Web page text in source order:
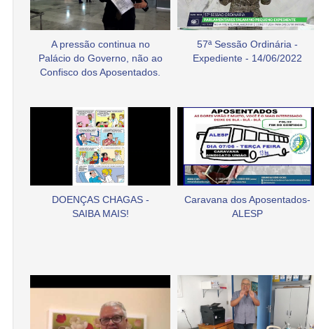
A pressão continua no
Palácio do Governo, não ao
Confisco dos Aposentados.
57ª Sessão Ordinária -
Expediente - 14/06/2022
DOENÇAS CHAGAS -
SAIBA MAIS!
Caravana dos Aposentados-
ALESP